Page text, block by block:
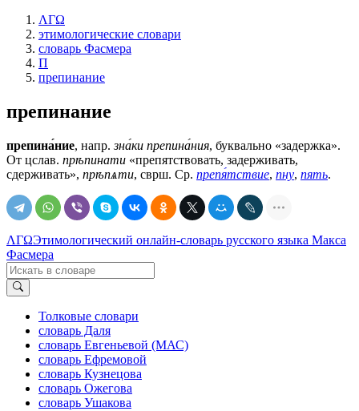
ΛΓΩ
этимологические словари
словарь Фасмера
П
препинание
препинание
препина́ние, напр.зна́ки препина́ния, буквально «задержка».
От цслав. прѣпинати «препятствовать, задерживать,
сдерживать», прѣпѧти, сврш. Ср. препя́тствие, пну, пять.
ΛΓΩЭтимологический онлайн-словарь русского языка Макса
Фасмера
Толковые словари
словарь Даля
словарь Евгеньевой (МАС)
словарь Ефремовой
словарь Кузнецова
словарь Ожегова
словарь Ушакова